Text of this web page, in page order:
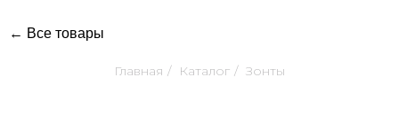
← Все товары
Главная / Каталог / Зонты